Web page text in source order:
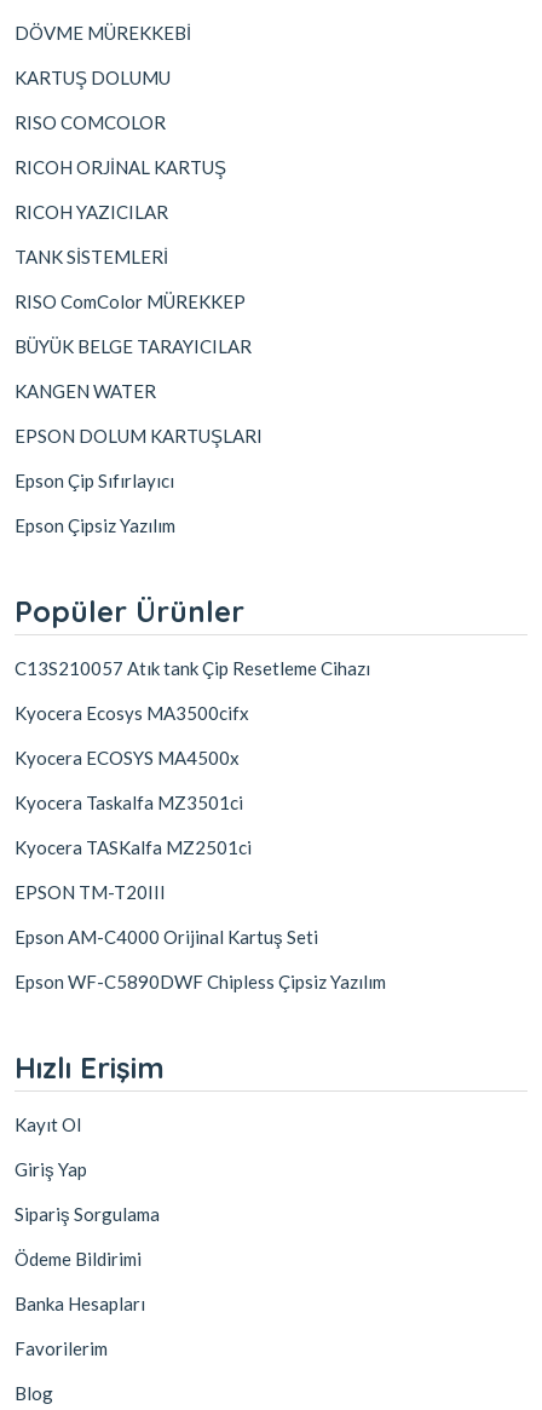
DÖVME MÜREKKEBİ
KARTUŞ DOLUMU
RISO COMCOLOR
RICOH ORJİNAL KARTUŞ
RICOH YAZICILAR
TANK SİSTEMLERİ
RISO ComColor MÜREKKEP
BÜYÜK BELGE TARAYICILAR
KANGEN WATER
EPSON DOLUM KARTUŞLARI
Epson Çip Sıfırlayıcı
Epson Çipsiz Yazılım
Popüler Ürünler
C13S210057 Atık tank Çip Resetleme Cihazı
Kyocera Ecosys MA3500cifx
Kyocera ECOSYS MA4500x
Kyocera Taskalfa MZ3501ci
Kyocera TASKalfa MZ2501ci
EPSON TM-T20III
Epson AM-C4000 Orijinal Kartuş Seti
Epson WF-C5890DWF Chipless Çipsiz Yazılım
Hızlı Erişim
Kayıt Ol
Giriş Yap
Sipariş Sorgulama
Ödeme Bildirimi
Banka Hesapları
Favorilerim
Blog